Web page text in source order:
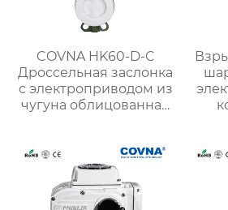
COVNA HK60-D-C
Дроссельная заслонка
с электроприводом из
чугуна облицованная